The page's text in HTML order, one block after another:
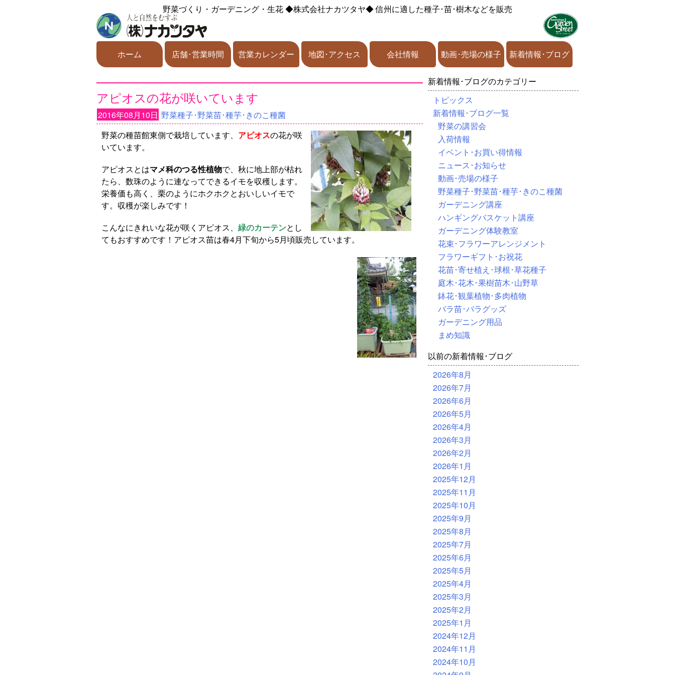
野菜づくり・ガーデニング・生花◆株式会社ナカツタヤ◆信州に適した種子･苗･樹木などを販売
ホーム 店舗･営業時間 営業カレンダー 地図･アクセス 会社情報 動画･売場の様子 新着情報･ブログ
アピオスの花が咲いています
2016年08月10日 野菜種子･野菜苗･種芋･きのこ種菌
野菜の種苗館東側で栽培しています、 アピオスの花が咲
いています。
アピオスとはマメ科のつる性植物で、秋に地上部が枯れ
たら、数珠のように連なってできるイモを収穫します。
栄養価も高く、栗のようにホクホクとおいしいイモで
す。収穫が楽しみです！
こんなにきれいな花が咲くアピオス、 緑のカーテンとし
てもおすすめです！アピオス苗は春4月下旬から5月頃販売しています。
新着情報･ブログのカテゴリー
トピックス
新着情報･ブログ一覧
野菜の講習会
入荷情報
イベント･お買い得情報
ニュース･お知らせ
動画･売場の様子
野菜種子･野菜苗･種芋･きのこ種菌
ガーデニング講座
ハンギングバスケット講座
ガーデニング体験教室
花束･フラワーアレンジメント
フラワーギフト･お祝花
花苗･寄せ植え･球根･草花種子
庭木･花木･果樹苗木･山野草
鉢花･観葉植物･多肉植物
バラ苗･バラグッズ
ガーデニング用品
まめ知識
以前の新着情報･ブログ
2026年8月
2026年7月
2026年6月
2026年5月
2026年4月
2026年3月
2026年2月
2026年1月
2025年12月
2025年11月
2025年10月
2025年9月
2025年8月
2025年7月
2025年6月
2025年5月
2025年4月
2025年3月
2025年2月
2025年1月
2024年12月
2024年11月
2024年10月